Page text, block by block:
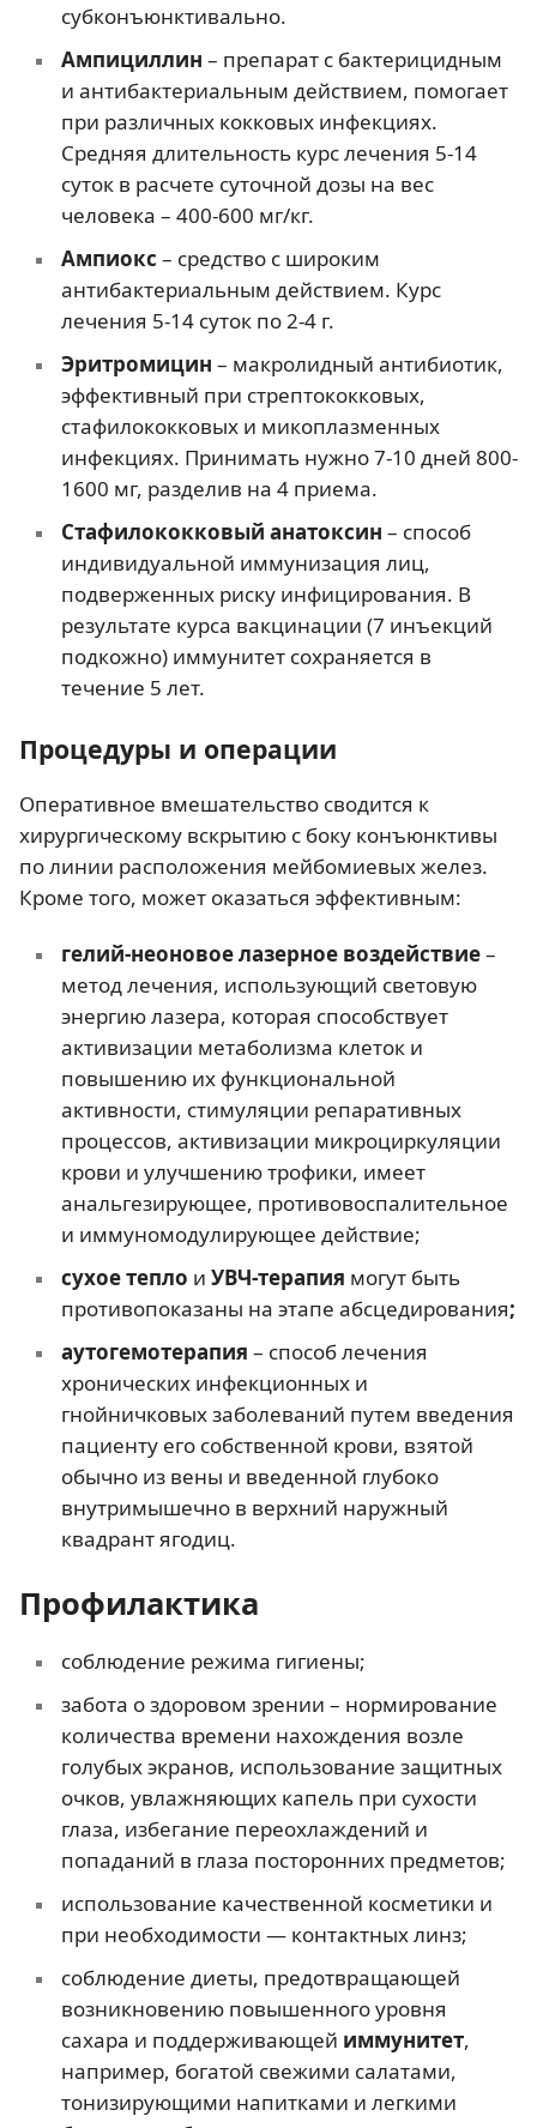
субконъюнктивально.
Ампициллин – препарат с бактерицидным
и антибактериальным действием, помогает
при различных кокковых инфекциях.
Средняя длительность курс лечения 5-14
суток в расчете суточной дозы на вес
человека – 400-600 мг/кг.
Ампиокс – средство с широким
антибактериальным действием. Курс
лечения 5-14 суток по 2-4 г.
Эритромицин – макролидный антибиотик,
эффективный при стрептококковых,
стафилококковых и микоплазменных
инфекциях. Принимать нужно 7-10 дней 800-
1600 мг, разделив на 4 приема.
Стафилококковый анатоксин – способ
индивидуальной иммунизация лиц,
подверженных риску инфицирования. В
результате курса вакцинации (7 инъекций
подкожно) иммунитет сохраняется в
течение 5 лет.
Процедуры и операции
Оперативное вмешательство сводится к
хирургическому вскрытию с боку конъюнктивы
по линии расположения мейбомиевых желез.
Кроме того, может оказаться эффективным:
гелий-неоновое лазерное воздействие–
метод лечения, использующий световую
энергию лазера, которая способствует
активизации метаболизма клеток и
повышению их функциональной
активности, стимуляции репаративных
процессов, активизации микроциркуляции
крови и улучшению трофики, имеет
анальгезирующее, противовоспалительное
и иммуномодулирующее действие;
сухое тепло и УВЧ-терапия могут быть
противопоказаны на этапе абсцедирования;
аутогемотерапия – способ лечения
хронических инфекционных и
гнойничковых заболеваний путем введения
пациенту его собственной крови, взятой
обычно из вены и введенной глубоко
внутримышечно в верхний наружный
квадрант ягодиц.
Профилактика
соблюдение режима гигиены;
забота о здоровом зрении – нормирование
количества времени нахождения возле
голубых экранов, использование защитных
очков, увлажняющих капель при сухости
глаза, избегание переохлаждений и
попаданий в глаза посторонних предметов;
использование качественной косметики и
при необходимости — контактных линз;
соблюдение диеты, предотвращающей
возникновению повышенного уровня
сахара и поддерживающей иммунитет,
например, богатой свежими салатами,
тонизирующими напитками и легкими